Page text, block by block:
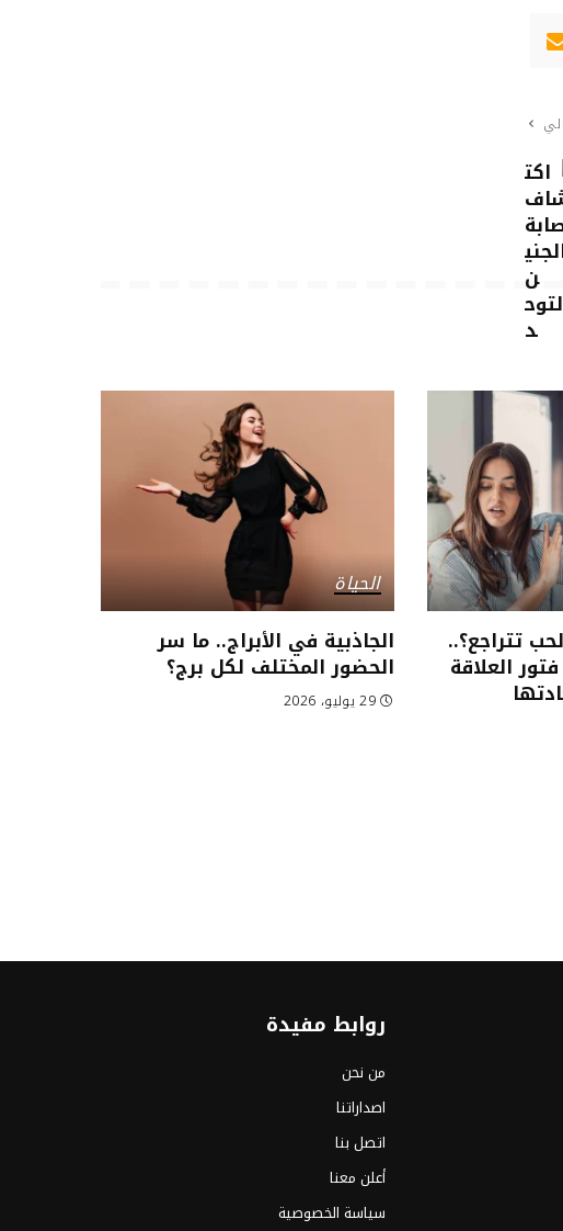
تتراجع؟..
العلاقة
الحياة
الجاذبية في الأبراج.. ما سر
الحضور المختلف لكل برج؟
29 يوليو، 2026
روابط مفيدة
من نحن
اصداراتنا
اتصل بنا
أعلن معنا
سياسة الخصوصية